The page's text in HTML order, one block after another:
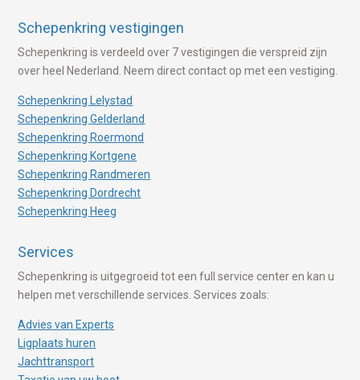
Schepenkring vestigingen
Schepenkring is verdeeld over 7 vestigingen die verspreid zijn
over heel Nederland. Neem direct contact op met een vestiging.
Schepenkring Lelystad
Schepenkring Gelderland
Schepenkring Roermond
Schepenkring Kortgene
Schepenkring Randmeren
Schepenkring Dordrecht
Schepenkring Heeg
Services
Schepenkring is uitgegroeid tot een full service center en kan u
helpen met verschillende services. Services zoals:
Advies van Experts
Ligplaats huren
Jachttransport